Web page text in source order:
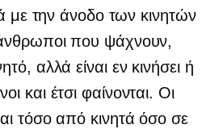
με την άνοδο των κινητών
που ψάχνουν,
αλλά είναι εν κινήσει ή
και έτσι φαίνονται. Οι
τόσο από κινητά όσο σε